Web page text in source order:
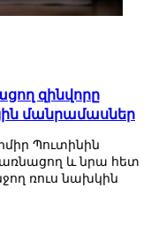
զինվորը
մանրամասներ
Պուտինին
և նրա հետ
ռուս նախկին